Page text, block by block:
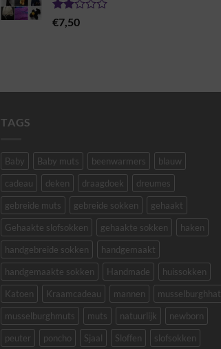
Gewaardeerd
2.00
€7,50
TAGS
Baby Baby muts beenwarmers
blauw
cadeau
deken draagdoek
dreumes
gebreide muts
gebreide sokken
gehaakt
Gehaakte slofsokken
gehaakte sokken
haken
handgebreide sokken
handgemaakt
handgemaakte sokken
Handmade
huissokken
Katoen
Kraamcadeau mannen
musselburghhat
musselburghmuts
muts natuurlijk
newborn
peuter
poncho Sjaal Sloffen slofsokken